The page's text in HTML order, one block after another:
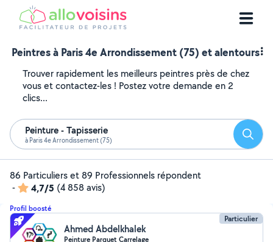
Peintres à Paris 4e Arrondissement (75) et alentours
Trouver rapidement les meilleurs peintres près de chez
vous et contactez-les ! Postez votre demande en 2
clics...
Peinture - Tapisserie
à Paris 4e Arrondissement (75)
86 Particuliers et 89 Professionnels répondent
-
4,7/5 (4 858 avis)
Profil boosté
Particulier
Ahmed Abdelkhalek
Peinture Parquet Carrelage